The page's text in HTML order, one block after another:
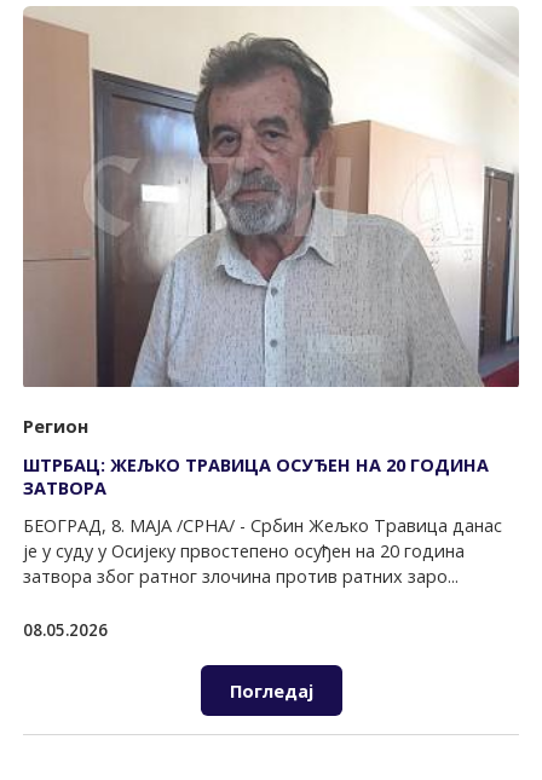
Регион
ШТРБАЦ: ЖЕЉКО ТРАВИЦА ОСУЂЕН НА 20 ГОДИНА
ЗАТВОРА
БЕОГРАД, 8. МАЈА /СРНА/ - Србин Жељко Травица данас
је у суду у Осијеку првостепено осуђен на 20 година
затвора због ратног злочина против ратних заро...
08.05.2026
Погледај